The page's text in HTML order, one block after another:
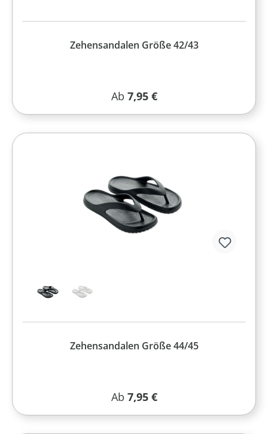
Zehensandalen Größe 42/43
Regulärer Preis:
Ab 7,95 €
Zehensandalen Größe 44/45
Regulärer Preis:
Ab 7,95 €